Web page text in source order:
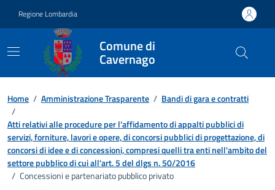
Regione Lombardia
Comune di
Cavernago
Home / Amministrazione Trasparente / Bandi di gara e contratti
/
Atti relativi alle procedure per l’affidamento di appalti pubblici di
servizi, forniture, lavori e opere, di concorsi pubblici di progettazione, di
concorsi di idee e di concessioni, compresi quelli tra enti nell'ambito del
settore pubblico di cui all'art. 5 del dlgs n. 50/2016
/ Concessioni e partenariato pubblico privato